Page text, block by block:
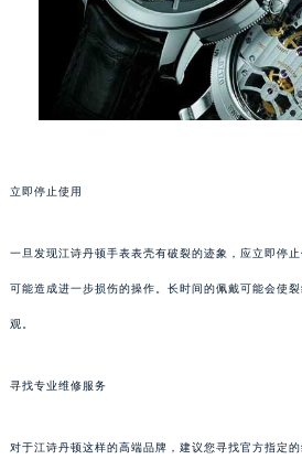
立即停止使用
一旦发现江诗丹顿手表表壳有破裂的迹象，应立即停
可能造成进一步损伤的操作。长时间的佩戴可能会使
观。
寻找专业维修服务
对于江诗丹顿这样的高端品牌，建议您寻找官方指定